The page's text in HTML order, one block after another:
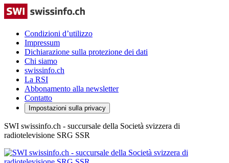
Condizioni d’utilizzo
Impressum
Dichiarazione sulla protezione dei dati
Chi siamo
swissinfo.ch
La RSI
Abbonamento alla newsletter
Contatto
Impostazioni sulla privacy
SWI swissinfo.ch - succursale della Società svizzera di
radiotelevisione SRG SSR